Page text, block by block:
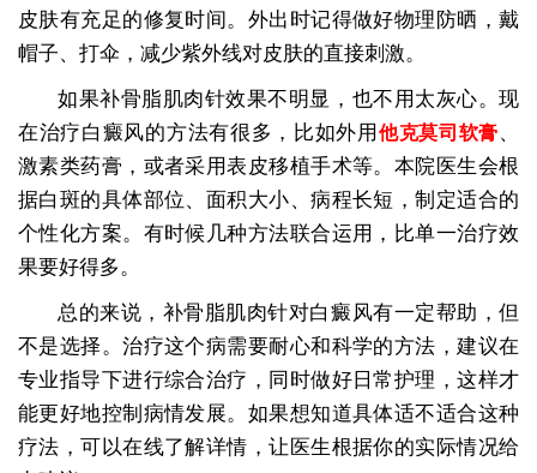
皮肤有充足的修复时间。外出时记得做好物理防晒，戴
帽子、打伞，减少紫外线对皮肤的直接刺激。
如果补骨脂肌肉针效果不明显，也不用太灰心。现
在治疗白癜风的方法有很多，比如外用 他克莫司软膏、
激素类药膏，或者采用表皮移植手术等。本院医生会根
据白斑的具体部位、面积大小、病程长短，制定适合的
个性化方案。有时候几种方法联合运用，比单一治疗效
果要好得多。
总的来说，补骨脂肌肉针对白癜风有一定帮助，但
不是选择。治疗这个病需要耐心和科学的方法，建议在
专业指导下进行综合治疗，同时做好日常护理，这样才
能更好地控制病情发展。如果想知道具体适不适合这种
疗法，可以在线了解详情，让医生根据你的实际情况给